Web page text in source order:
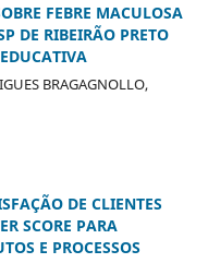
FEBRE MACULOSA
DE RIBEIRÃO PRETO
BRAGAGNOLLO,
DE CLIENTES
SCORE PARA
E PROCESSOS